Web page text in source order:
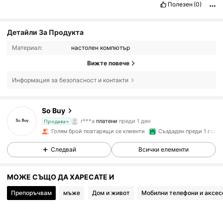
Полезен (0)
Детайли За Продукта
Материал: настолен компютър
Вижте повече
Информация за безопасност и контакти
So Buy
Продавач
r***a платени преди 1 ден
4.6K Последователи
4.87 4.6K Последователи
Голям брой повтарящи се клиенти Създаден преди 1
Следвай Всички елементи
МОЖЕ СЪЩО ДА ХАРЕСАТЕ И
Препоръчвам мъже Дом и живот Мобилни телефони и